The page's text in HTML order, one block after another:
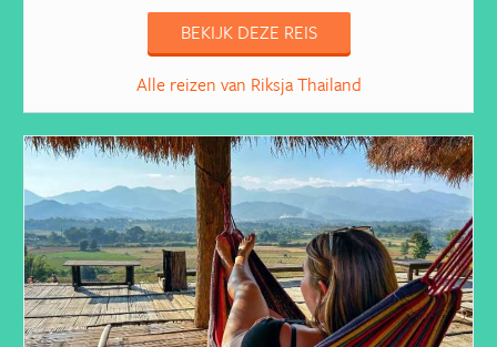
BEKIJK DEZE REIS
Alle reizen van Riksja Thailand